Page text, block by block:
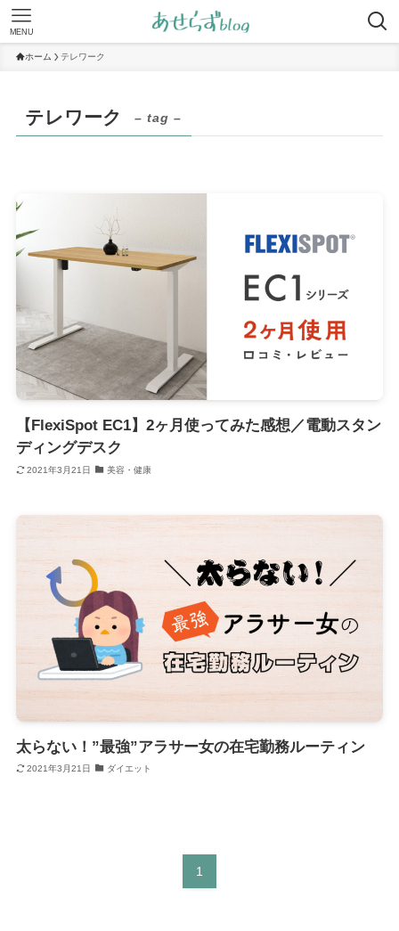
MENU
ホーム テレワーク
テレワーク – tag –
【FlexiSpot EC1】2ヶ月使ってみた感想／電動スタン
ディングデスク
2021年3月21日 美容・健康
太らない！”最強”アラサー女の在宅勤務ルーティン
2021年3月21日 ダイエット
1